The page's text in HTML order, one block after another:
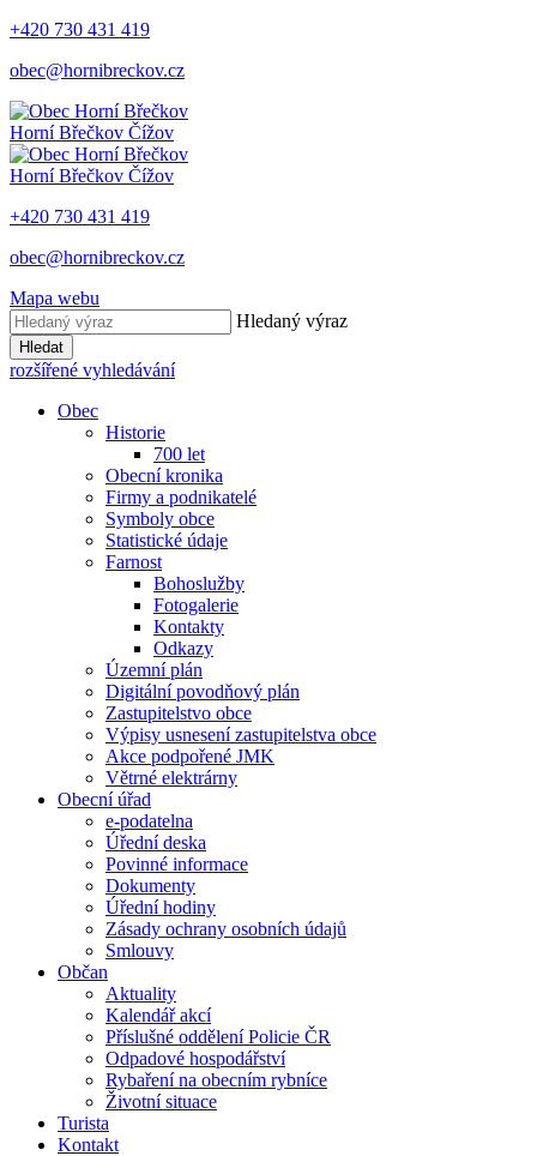
+420 730 431 419
obec@hornibreckov.cz
Horní Břečkov Čížov
Horní Břečkov Čížov
+420 730 431 419
obec@hornibreckov.cz
Mapa webu
Hledaný výraz
Hledat
rozšířené vyhledávání
Obec
Historie
700 let
Obecní kronika
Firmy a podnikatelé
Symboly obce
Statistické údaje
Farnost
Bohoslužby
Fotogalerie
Kontakty
Odkazy
Územní plán
Digitální povodňový plán
Zastupitelstvo obce
Výpisy usnesení zastupitelstva obce
Akce podpořené JMK
Větrné elektrárny
Obecní úřad
e-podatelna
Úřední deska
Povinné informace
Dokumenty
Úřední hodiny
Zásady ochrany osobních údajů
Smlouvy
Občan
Aktuality
Kalendář akcí
Příslušné oddělení Policie ČR
Odpadové hospodářství
Rybaření na obecním rybníce
Životní situace
Turista
Kontakt